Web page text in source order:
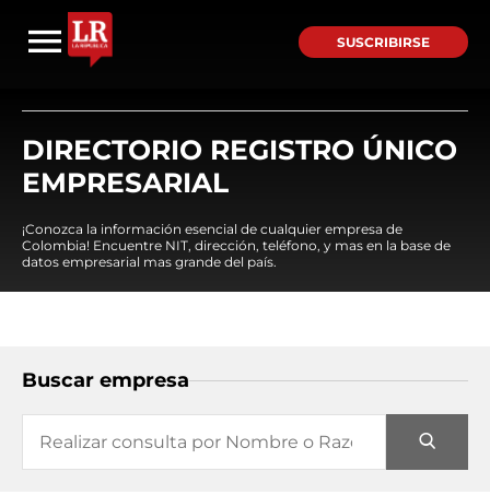
SUSCRIBIRSE
DIRECTORIO REGISTRO ÚNICO
EMPRESARIAL
¡Conozca la información esencial de cualquier empresa de
Colombia! Encuentre NIT, dirección, teléfono, y mas en la base de
datos empresarial mas grande del país.
Buscar empresa